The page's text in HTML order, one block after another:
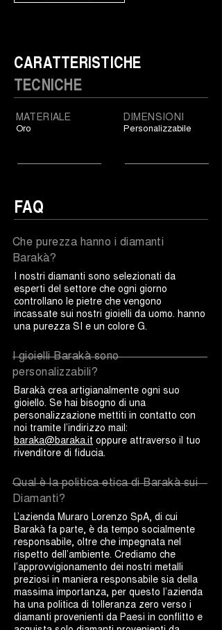
CARATTERISTICHE
TECNICHE
MATERIALE
Oro
DIMENSIONI
Personalizzabile
FAQ
Che purezza hanno i diamanti
Barakà?
I nostri diamanti sono selezionati da
esperti del settore che ogni giorno
controllano le pietre che vengono
incassate sui nostri gioielli da uomo. hanno
una purezza SI e un colore G.
I gioielli Barakà sono
personalizzabili?
Barakà crea artigianalmente ogni suo
gioiello. Se hai bisogno di una
personalizzazione mettiti in contatto con
noi tramite l’indirizzo mail:
baraka@baraka.it oppure attraverso il tuo
rivenditore di fiducia.
Qual è la politica etica di Barakà sui
Diamanti?
L’azienda Muraro Lorenzo SpA, di cui
Barakà fa parte, è da tempo socialmente
responsabile, oltre che impegnata nel
rispetto dell’ambiente. Crediamo che
l’approvvigionamento dei nostri metalli
preziosi in maniera responsabile sia della
massima importanza, per questo l’azienda
ha una politica di tolleranza zero verso i
diamanti provenienti da Paesi in conflitto e